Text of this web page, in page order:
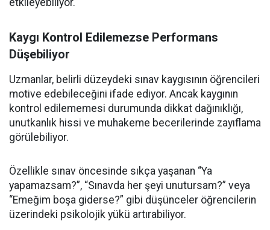
etkileyebiliyor.
Kaygı Kontrol Edilemezse Performans
Düşebiliyor
Uzmanlar, belirli düzeydeki sınav kaygısının öğrencileri
motive edebileceğini ifade ediyor. Ancak kaygının
kontrol edilememesi durumunda dikkat dağınıklığı,
unutkanlık hissi ve muhakeme becerilerinde zayıflama
görülebiliyor.
Özellikle sınav öncesinde sıkça yaşanan “Ya
yapamazsam?”, “Sınavda her şeyi unutursam?” veya
“Emeğim boşa giderse?” gibi düşünceler öğrencilerin
üzerindeki psikolojik yükü artırabiliyor.